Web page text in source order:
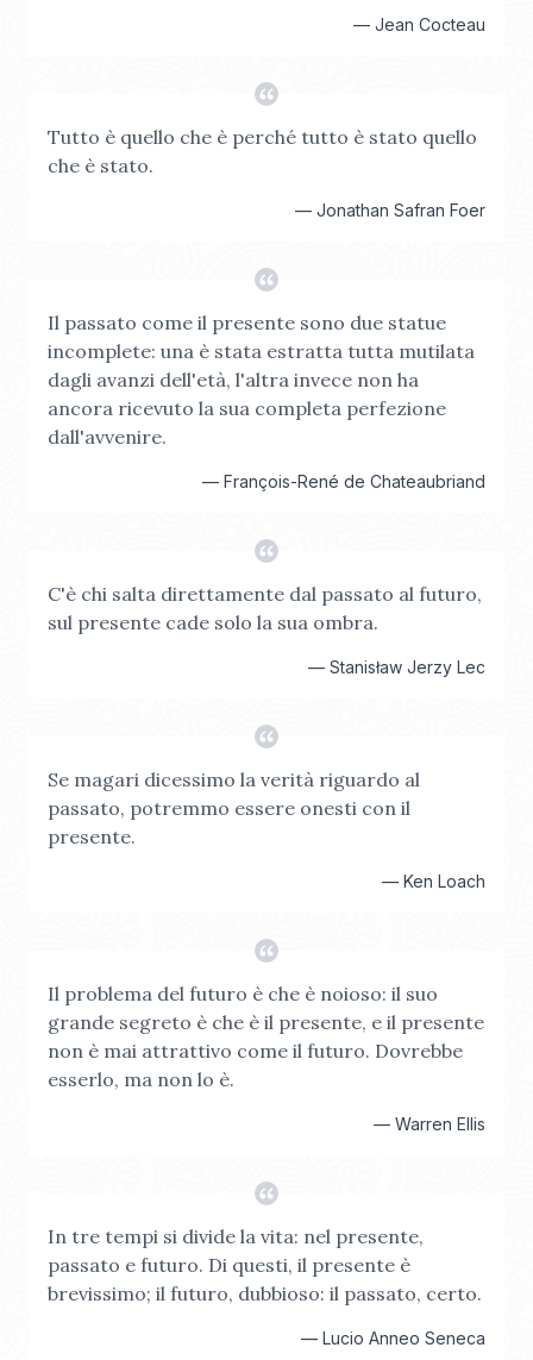
— Jean Cocteau
Tutto è quello che è perché tutto è stato quello
che è stato.
— Jonathan Safran Foer
Il passato come il presente sono due statue
incomplete: una è stata estratta tutta mutilata
dagli avanzi dell'età, l'altra invece non ha
ancora ricevuto la sua completa perfezione
dall'avvenire.
— François-René de Chateaubriand
C'è chi salta direttamente dal passato al futuro,
sul presente cade solo la sua ombra.
— Stanisław Jerzy Lec
Se magari dicessimo la verità riguardo al
passato, potremmo essere onesti con il
presente.
— Ken Loach
Il problema del futuro è che è noioso: il suo
grande segreto è che è il presente, e il presente
non è mai attrattivo come il futuro. Dovrebbe
esserlo, ma non lo è.
— Warren Ellis
In tre tempi si divide la vita: nel presente,
passato e futuro. Di questi, il presente è
brevissimo; il futuro, dubbioso: il passato, certo.
— Lucio Anneo Seneca